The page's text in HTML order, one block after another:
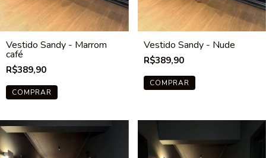
Vestido Sandy - Marrom
café
R$389,90
COMPRAR
Vestido Sandy - Nude
R$389,90
COMPRAR